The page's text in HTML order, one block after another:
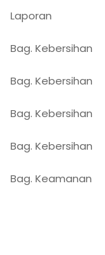
Laporan :
Bag.
Bag.
Bag.
Bag.
Bag.